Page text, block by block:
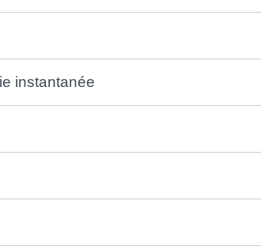
instantanée